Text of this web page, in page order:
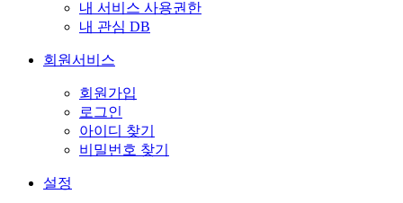
내 서비스 사용권한
내 관심 DB
회원서비스
회원가입
로그인
아이디 찾기
비밀번호 찾기
설정